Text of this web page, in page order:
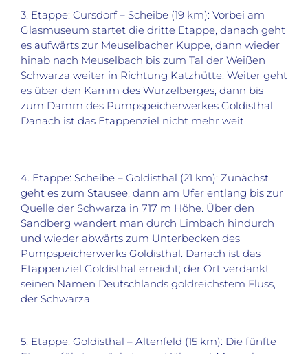
3. Etappe: Cursdorf – Scheibe (19 km): Vorbei am
Glasmuseum startet die dritte Etappe, danach geht
es aufwärts zur Meuselbacher Kuppe, dann wieder
hinab nach Meuselbach bis zum Tal der Weißen
Schwarza weiter in Richtung Katzhütte. Weiter geht
es über den Kamm des Wurzelberges, dann bis
zum Damm des Pumpspeicherwerkes Goldisthal.
Danach ist das Etappenziel nicht mehr weit.
4. Etappe: Scheibe – Goldisthal (21 km): Zunächst
geht es zum Stausee, dann am Ufer entlang bis zur
Quelle der Schwarza in 717 m Höhe. Über den
Sandberg wandert man durch Limbach hindurch
und wieder abwärts zum Unterbecken des
Pumpspeicherwerks Goldisthal. Danach ist das
Etappenziel Goldisthal erreicht; der Ort verdankt
seinen Namen Deutschlands goldreichstem Fluss,
der Schwarza.
5. Etappe: Goldisthal – Altenfeld (15 km): Die fünfte